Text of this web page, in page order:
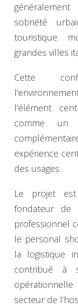
sobriété
touristique
grandes villes
Cette
l’élément
comme un
expérience
des usages.
Le projet
fondateur de
professionnel
le personal
la logistique
contribué à
secteur de